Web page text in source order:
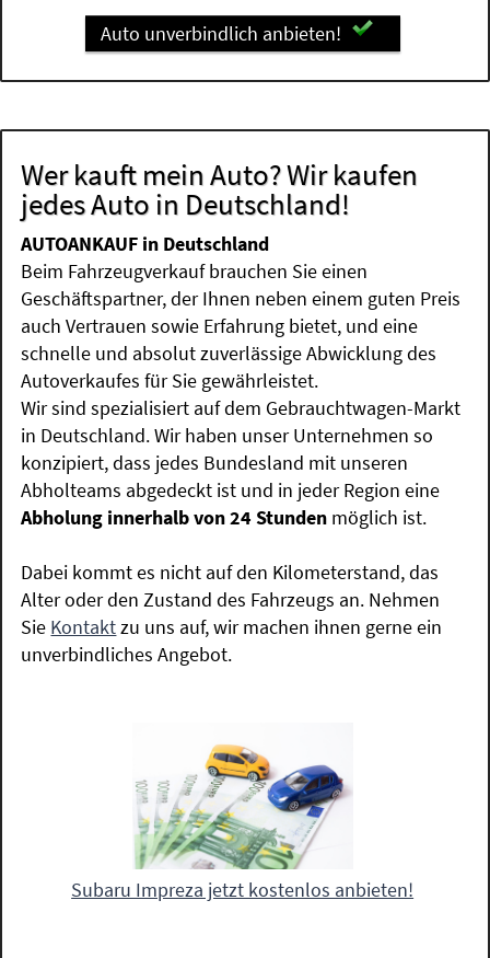
Auto unverbindlich anbieten!
Wer kauft mein Auto? Wir kaufen
jedes Auto in Deutschland!
AUTOANKAUF in Deutschland
Beim Fahrzeugverkauf brauchen Sie einen
Geschäftspartner, der Ihnen neben einem guten Preis
auch Vertrauen sowie Erfahrung bietet, und eine
schnelle und absolut zuverlässige Abwicklung des
Autoverkaufes für Sie gewährleistet.
Wir sind spezialisiert auf dem Gebrauchtwagen-Markt
in Deutschland. Wir haben unser Unternehmen so
konzipiert, dass jedes Bundesland mit unseren
Abholteams abgedeckt ist und in jeder Region eine
Abholung innerhalb von 24 Stunden möglich ist.
Dabei kommt es nicht auf den Kilometerstand, das
Alter oder den Zustand des Fahrzeugs an. Nehmen
Sie Kontaktzu uns auf, wir machen ihnen gerne ein
unverbindliches Angebot.
Subaru Impreza jetzt kostenlos anbieten!